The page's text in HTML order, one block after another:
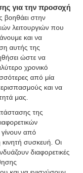
για την προσοχή
βοηθάει στην
λειτουργιών που
και να
αυτής της
ώστε να
χρονικό
από μία
και να
μας.
της
γίνουν από
συσκευή. Οι
διαφορετικές